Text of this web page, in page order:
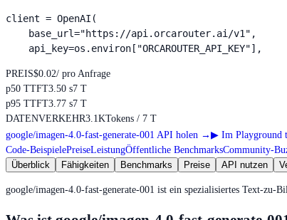
client = OpenAI(
    base_url="https://api.orcarouter.ai/v1",
    api_key=os.environ["ORCAROUTER_API_KEY"],
PREIS$0.02/ pro Anfrage
p50 TTFT3.50 s7 T
p95 TTFT3.77 s7 T
DATENVERKEHR3.1KTokens / 7 T
google/imagen-4.0-fast-generate-001 API holen → ▶ Im Playground
Code-BeispielePreiseLeistungÖffentliche BenchmarksCommunity-
Überblick
Fähigkeiten Benchmarks Preise API nutzen
google/imagen-4.0-fast-generate-001 ist ein spezialisiertes Text-zu-